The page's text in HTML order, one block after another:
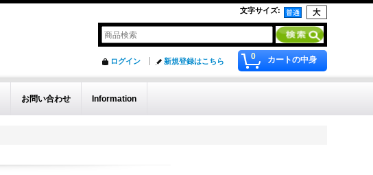
文字サイズ:
0 カートの中身
ログイン 新規登録はこちら
お問い合わせ Information